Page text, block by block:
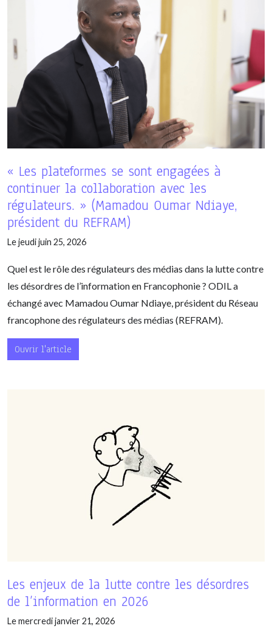
« Les plateformes se sont engagées à
continuer la collaboration avec les
régulateurs. » (Mamadou Oumar Ndiaye,
président du REFRAM)
Le jeudi juin 25, 2026
Quel est le rôle des régulateurs des médias dans la lutte contre
les désordres de l’information en Francophonie ? ODIL a
échangé avec Mamadou Oumar Ndiaye, président du Réseau
francophone des régulateurs des médias (REFRAM).
Ouvrir l'article
Les enjeux de la lutte contre les désordres
de l’information en 2026
Le mercredi janvier 21, 2026